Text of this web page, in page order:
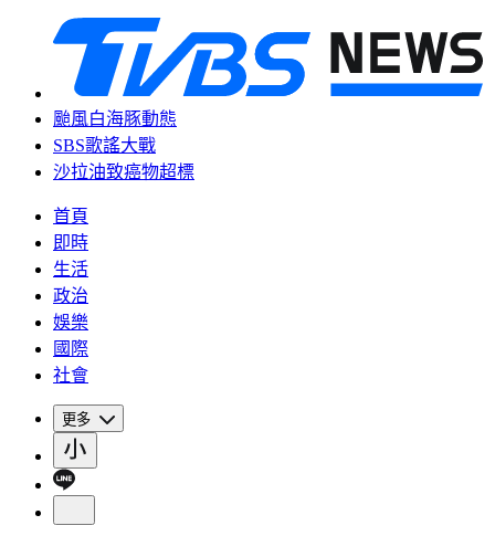
颱風白海豚動態
SBS歌謠大戰
沙拉油致癌物超標
首頁
即時
生活
政治
娛樂
國際
社會
更多